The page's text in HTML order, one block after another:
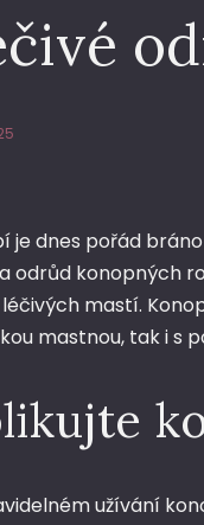
je dnes pořád
odrůd konopných
mastí.
mastnou, tak i s
užívání